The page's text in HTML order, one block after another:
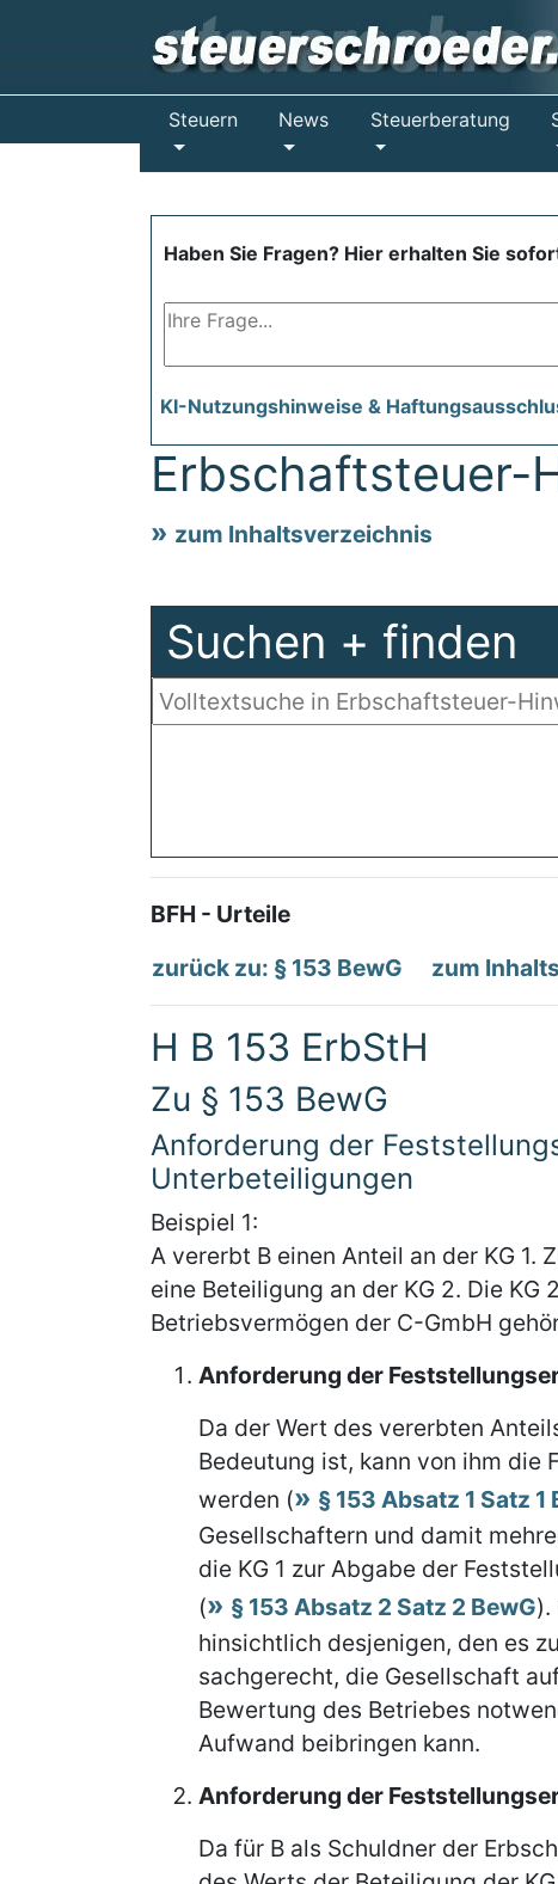
Steuern News Steuerberatung
Haben Sie Fragen? Hier erhalten Sie
KI-Nutzungshinweise &
Erbschaftsteuer-
zum Inhaltsverzeichnis
Suchen + finden
BFH - Urteile
zurück zu: § 153 BewG
zum
H B 153 ErbStH
Zu § 153 BewG
Anforderung der
Unterbeteiligungen
Beispiel 1:
A vererbt B einen Anteil an der KG 1.
eine Beteiligung an der KG 2. Die
Betriebsvermögen der C-GmbH
Anforderung der
Da der Wert des vererbten
Bedeutung ist, kann von ihm
werden (
§ 153 Absatz 1 Satz 1
Gesellschaftern und damit
die KG 1 zur Abgabe der
(
§ 153 Absatz 2 Satz 2 BewG).
hinsichtlich desjenigen, den es
sachgerecht, die Gesellschaft
Bewertung des Betriebes
Aufwand beibringen kann.
Anforderung der
Da für B als Schuldner der